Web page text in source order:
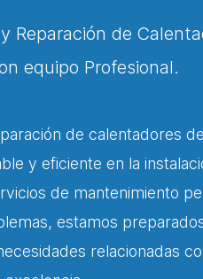
de
equipo Profesional.
de calentadores
y eficiente en la
de mantenimiento
estamos
relacionadas